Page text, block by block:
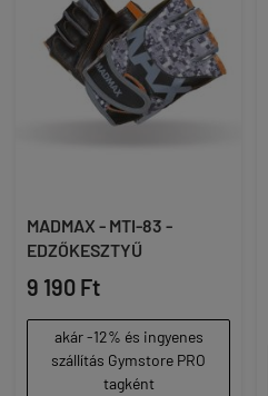
MADMAX - MTI-83 -
EDZŐKESZTYŰ
9 190 Ft
akár -12% és ingyenes
szállítás Gymstore PRO
tagként